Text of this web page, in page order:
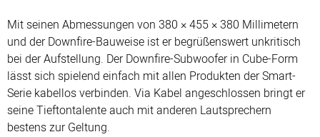
Mit seinen Abmessungen von 380 × 455 × 380 Millimetern
und der Downfire-Bauweise ist er begrüßenswert unkritisch
bei der Aufstellung. Der Downfire-Subwoofer in Cube-Form
lässt sich spielend einfach mit allen Produkten der Smart-
Serie kabellos verbinden. Via Kabel angeschlossen bringt er
seine Tieftontalente auch mit anderen Lautsprechern
bestens zur Geltung.